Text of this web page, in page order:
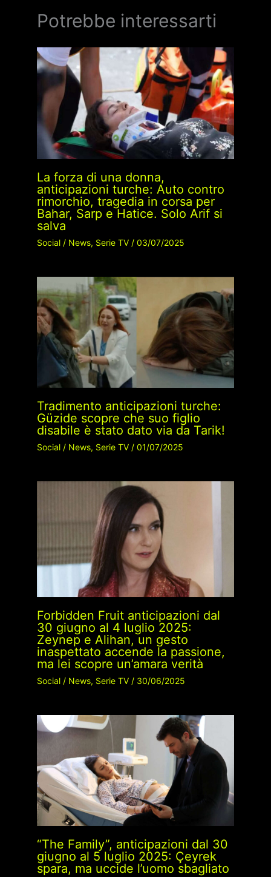
Potrebbe interessarti
La forza di una donna,
anticipazioni turche: Auto contro
rimorchio, tragedia in corsa per
Bahar, Sarp e Hatice. Solo Arif si
salva
Social/ News, Serie TV/ 03/07/2025
Tradimento anticipazioni turche:
Güzide scopre che suo figlio
disabile è stato dato via da Tarik!
Social/ News, Serie TV/ 01/07/2025
Forbidden Fruit anticipazioni dal
30 giugno al 4 luglio 2025:
Zeynep e Alihan, un gesto
inaspettato accende la passione,
ma lei scopre un’amara verità
Social/ News, Serie TV/ 30/06/2025
“The Family”, anticipazioni dal 30
giugno al 5 luglio 2025: Çeyrek
spara, ma uccide l’uomo sbagliato